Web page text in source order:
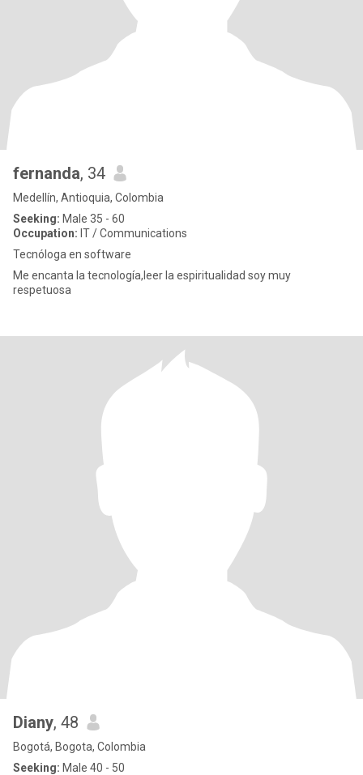
fernanda, 34
Medellín, Antioquia, Colombia
Seeking: Male 35 - 60
Occupation: IT / Communications
Tecnóloga en software
Me encanta la tecnología,leer la espiritualidad soy muy
respetuosa
Diany, 48
Bogotá, Bogota, Colombia
Seeking: Male 40 - 50